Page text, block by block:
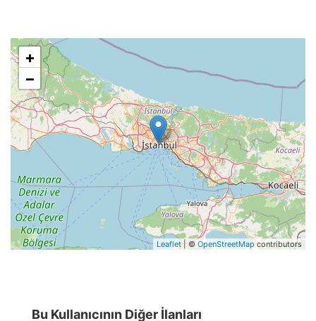
+
−
Leaflet| ©OpenStreetMapcontributors
Bu Kullanıcının Diğer İlanları